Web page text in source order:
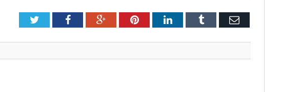
TwitterFacebookGoogle+PinterestLinkedInTumblr Email